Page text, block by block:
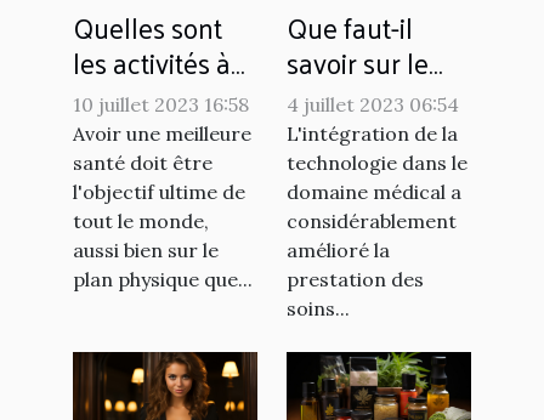
Quelles sont
les activités à
pratiquer pour
favoriser le
bien-être au
quotidien ?
10 juillet 2023 16:58
Avoir une meilleure
santé doit être
l'objectif ultime de
tout le monde,
aussi bien sur le
plan physique que...
Que faut-il
savoir sur le
télésecrétariat
médical
4 juillet 2023 06:54
L'intégration de la
technologie dans le
domaine médical a
considérablement
amélioré la
prestation des
soins...